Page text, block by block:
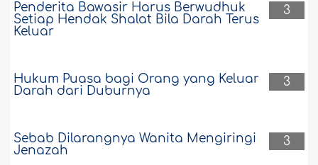
3
Penderita Bawasir Harus Berwudhuk
Setiap Hendak Shalat Bila Darah Terus
Keluar
3
Hukum Puasa bagi Orang yang Keluar
Darah dari Duburnya
3
Sebab Dilarangnya Wanita Mengiringi
Jenazah